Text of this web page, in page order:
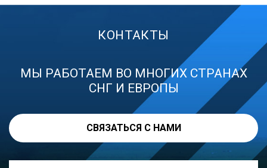
КОНТАКТЫ
МЫ РАБОТАЕМ ВО МНОГИХ СТРАНАХ
СНГ И ЕВРОПЫ
СВЯЗАТЬСЯ С НАМИ